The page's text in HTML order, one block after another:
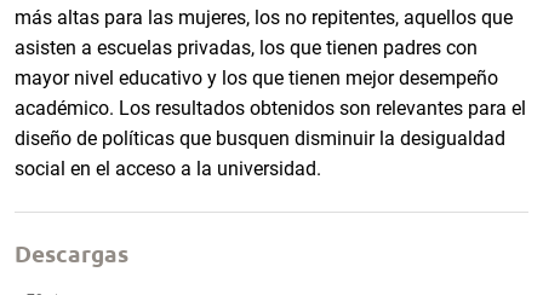
más altas para las mujeres, los no repitentes, aquellos que
asisten a escuelas privadas, los que tienen padres con
mayor nivel educativo y los que tienen mejor desempeño
académico. Los resultados obtenidos son relevantes para el
diseño de políticas que busquen disminuir la desigualdad
social en el acceso a la universidad.
Descargas